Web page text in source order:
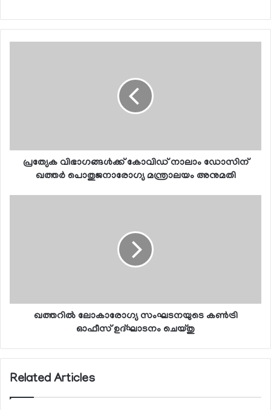
പ്രത്യേക വിഭാഗങ്ങള്‍ക്ക് കോവിഡ് നാലാം ഡോസിന്
ഖത്തര്‍ പൊതുജനാരോഗ്യ മന്ത്രാലയം അനുമതി
ഖത്തറില്‍ ലോകാരോഗ്യ സംഘടനയുടെ കണ്‍ട്രി
ഓഫീസ് ഉദ്ഘാടനം ചെയ്തു
Related Articles